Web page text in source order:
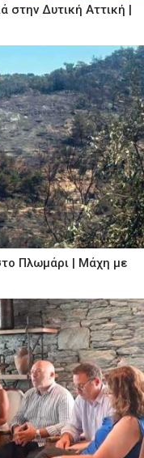
στην Δυτική Αττική |
Πλωμάρι | Μάχη με